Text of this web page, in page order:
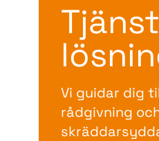
Vi guidar dig
rådgivning